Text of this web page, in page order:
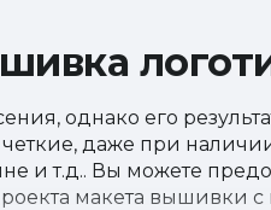
однако его
даже при
и т.д.. Вы можете
макета вышивки